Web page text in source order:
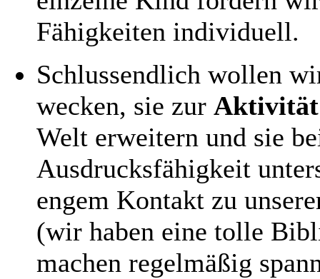
Fähigkeiten individuell.
Schlussendlich wollen
wecken, sie zur Aktivität
Welt erweitern und sie
Ausdrucksfähigkeit
engem Kontakt zu
(wir haben eine tolle
machen regelmäßig